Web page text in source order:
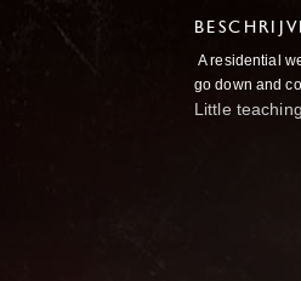
A residential
go down and
Little